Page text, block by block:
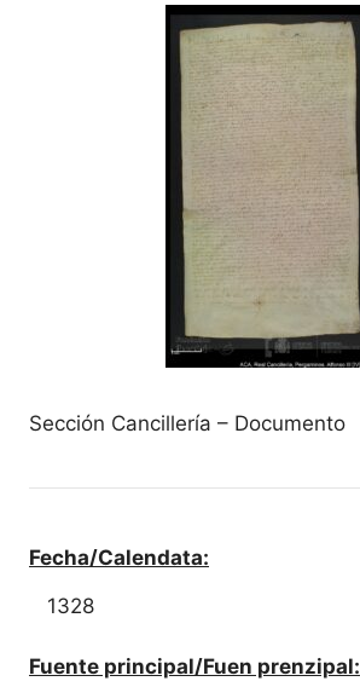
Sección Cancillería – Documento
Fecha/Calendata:
1328
Fuente principal/Fuen prenzipal: